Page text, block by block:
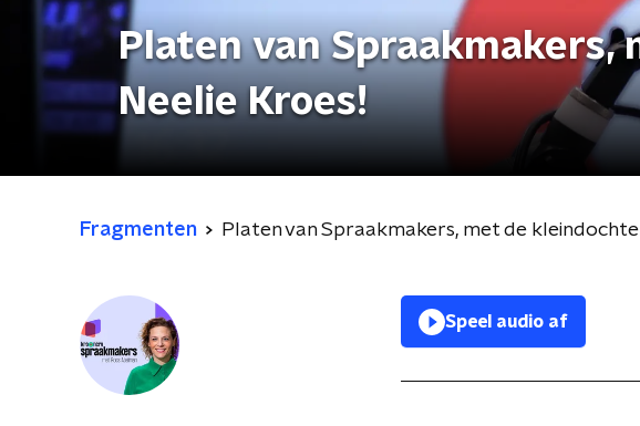
Platen van
Neelie Kroes!
Fragmenten Platen van Spraakmakers, met de
Speel audio af